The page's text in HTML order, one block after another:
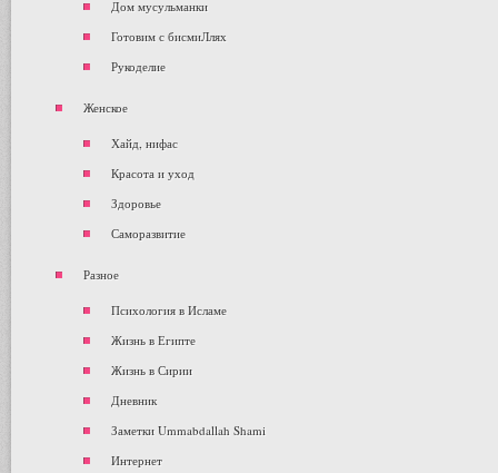
Дом мусульманки
Готовим с бисмиЛлях
Рукоделие
Женское
Хайд, нифас
Красота и уход
Здоровье
Саморазвитие
Разное
Психология в Исламе
Жизнь в Египте
Жизнь в Сирии
Дневник
Заметки Ummabdallah Shami
Интернет